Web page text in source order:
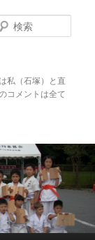
私（石塚）と直
コメントは全て
索